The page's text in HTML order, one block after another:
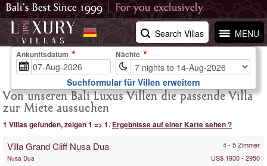
MENU
Search Villas
Von unseren Bali Luxus Villen die passende Villa
zur Miete aussuchen
1 Villas gefunden, zeigen 1 => 1. Ergebnisse auf einer Karte sehen ?
Villa Grand Cliff Nusa Dua 4 - 5 Zimmer
Nusa Dua
US$ 1930 - 2950
Ankunftsdatum Nächte
Suchformular für Villen erweitern